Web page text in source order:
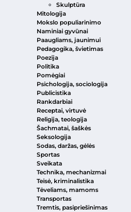
Skulptūra
Mitologija
Mokslo populiarinimo
Naminiai gyvūnai
Paaugliams, jaunimui
Pedagogika, švietimas
Poezija
Politika
Pomėgiai
Psichologija, sociologija
Publicistika
Rankdarbiai
Receptai, virtuvė
Religija, teologija
Šachmatai, šaškės
Seksologija
Sodas, daržas, gėlės
Sportas
Sveikata
Technika, mechanizmai
Teisė, kriminalistika
Tėveliams, mamoms
Transportas
Tremtis, pasipriešinimas